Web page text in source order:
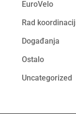
EuroVelo
Rad
Događanja
Ostalo
Uncategorized